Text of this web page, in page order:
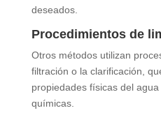
deseados.
Procedimientos de
Otros métodos utilizan
filtración o la clarificación,
propiedades físicas del
químicas.